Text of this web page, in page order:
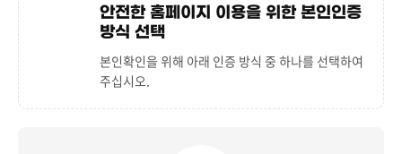
안전한 홈페이지 이용을 위한 본인인증
방식 선택
본인확인을 위해 아래 인증 방식 중 하나를 선택하여
주십시오.